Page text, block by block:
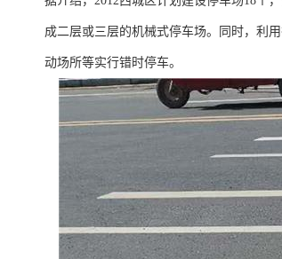
成二层或三层的机械式停车场。同时，利
动场所等实行错时停车。